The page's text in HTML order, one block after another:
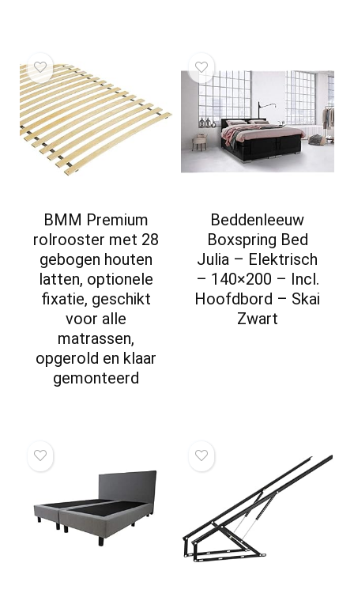
BMM Premium
rolrooster met 28
gebogen houten
latten, optionele
fixatie, geschikt
voor alle
matrassen,
opgerold en klaar
gemonteerd
Beddenleeuw
Boxspring Bed
Julia – Elektrisch
– 140×200 – Incl.
Hoofdbord – Skai
Zwart